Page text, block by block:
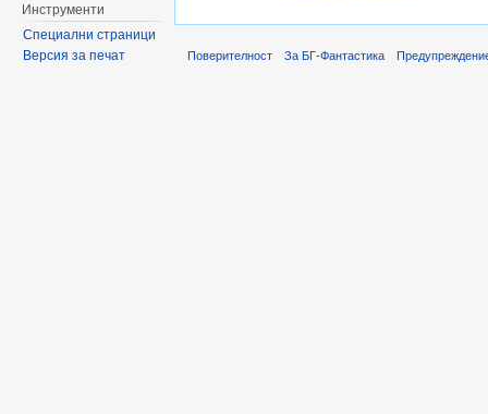
Инструменти
Специални страници
Версия за печат
Поверителност За БГ-Фантастика